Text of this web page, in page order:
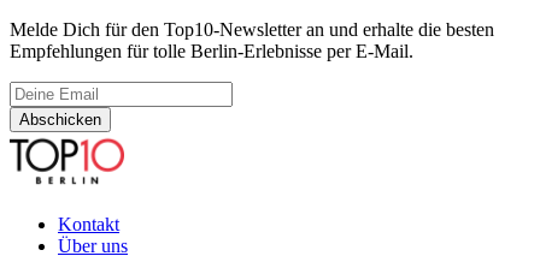
Melde Dich für den Top10-Newsletter an und erhalte die besten
Empfehlungen für tolle Berlin-Erlebnisse per E-Mail.
Abschicken
Kontakt
Über uns